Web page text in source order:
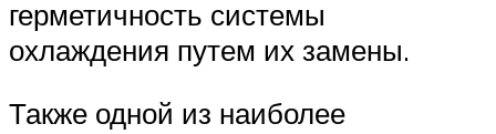
герметичность системы
охлаждения путем их замены.
Также одной из наиболее